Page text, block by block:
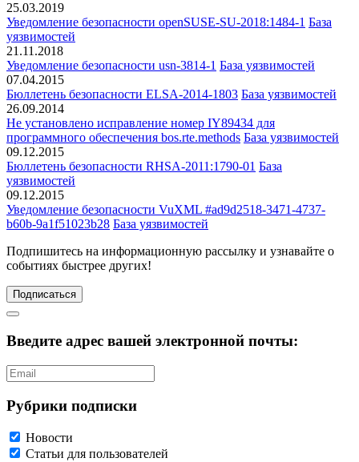
25.03.2019
Уведомление безопасности openSUSE-SU-2018:1484-1 База
уязвимостей
21.11.2018
Уведомление безопасности usn-3814-1 База уязвимостей
07.04.2015
Бюллетень безопасности ELSA-2014-1803 База уязвимостей
26.09.2014
Не установлено исправление номер IY89434 для
программного обеспечения bos.rte.methods База уязвимостей
09.12.2015
Бюллетень безопасности RHSA-2011:1790-01 База
уязвимостей
09.12.2015
Уведомление безопасности VuXML #ad9d2518-3471-4737-
b60b-9a1f51023b28 База уязвимостей
Подпишитесь на информационную рассылку и узнавайте о
событиях быстрее других!
Подписаться
Введите адрес вашей электронной почты:
Рубрики подписки
Новости
Статьи для пользователей